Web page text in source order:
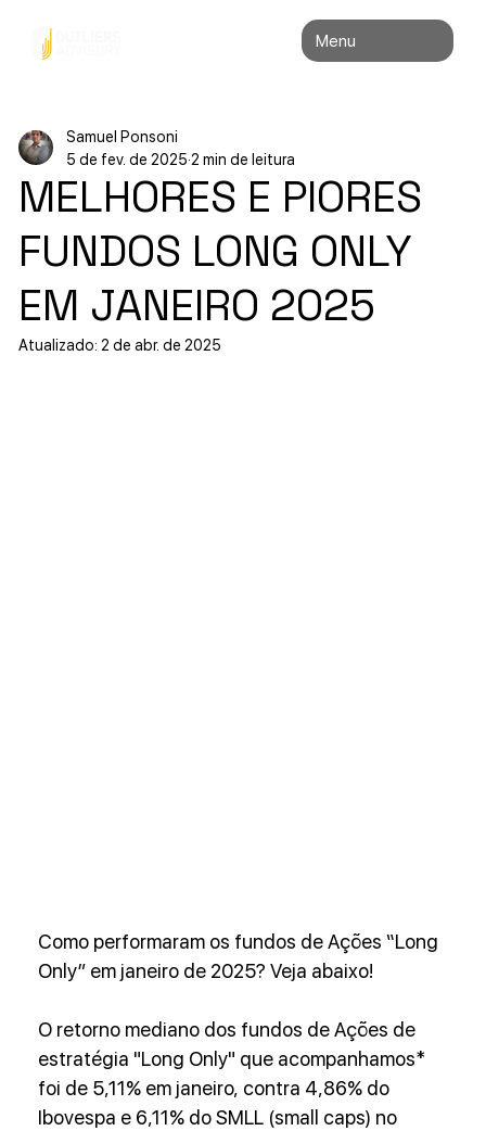
Menu
MELHORES E PIORES
FUNDOS LONG ONLY
EM JANEIRO 2025
Samuel Ponsoni
5 de fev. de 2025 2 min de leitura
Atualizado:2 de abr. de 2025
Como performaram os fundos de Ações “Long
Only” em janeiro de 2025? Veja abaixo!
O retorno mediano dos fundos de Ações de
estratégia "Long Only" que acompanhamos*
foi de 5,11% em janeiro, contra 4,86% do
Ibovespa e 6,11% do SMLL (small caps) no